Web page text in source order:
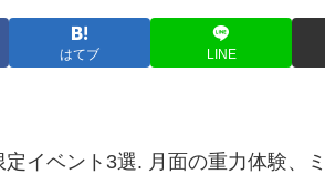
はてブ LINE
イベント3選. 月面の重力体験、